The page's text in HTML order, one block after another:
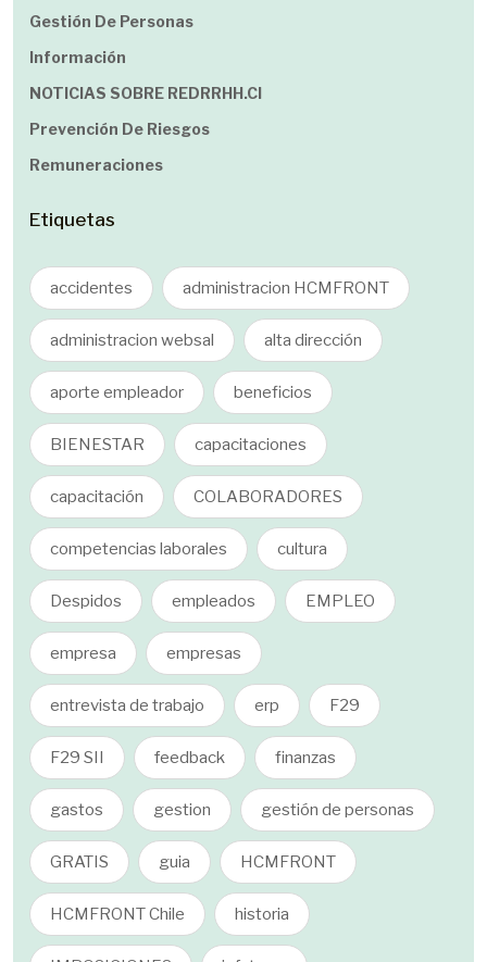
Gestión De Personas
Información
NOTICIAS SOBRE REDRRHH.cl
Prevención De Riesgos
Remuneraciones
Etiquetas
accidentes administracion HCMFRONT
administracion websal alta dirección
aporte empleador beneficios
BIENESTAR capacitaciones
capacitación COLABORADORES
competencias laborales cultura
Despidos empleados EMPLEO
empresa empresas
entrevista de trabajo erp F29
F29 SII feedback finanzas
gastos gestion gestión de personas
GRATIS guia HCMFRONT
HCMFRONT Chile historia